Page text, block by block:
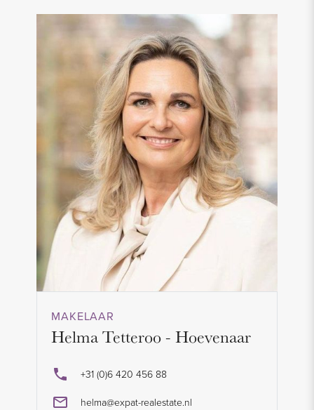
MAKELAAR
Helma Tetteroo - Hoevenaar
+31 (0)6 420 456 88
helma@expat-realestate.nl